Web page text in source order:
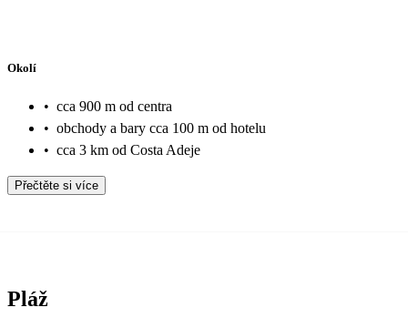
Okolí
• cca 900 m od centra
• obchody a bary cca 100 m od hotelu
• cca 3 km od Costa Adeje
Přečtěte si více
Pláž